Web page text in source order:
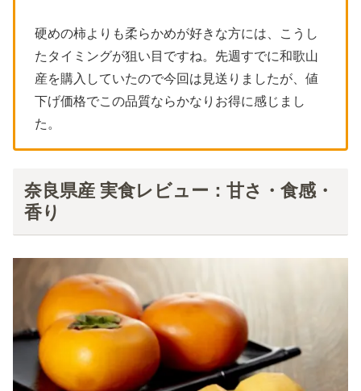
硬めの柿よりも柔らかめが好きな方には、こうし
たタイミングが狙い目ですね。先週すでに和歌山
産を購入していたので今回は見送りましたが、値
下げ価格でこの品質ならかなりお得に感じまし
た。
奈良県産 実食レビュー：甘さ・食感・
香り